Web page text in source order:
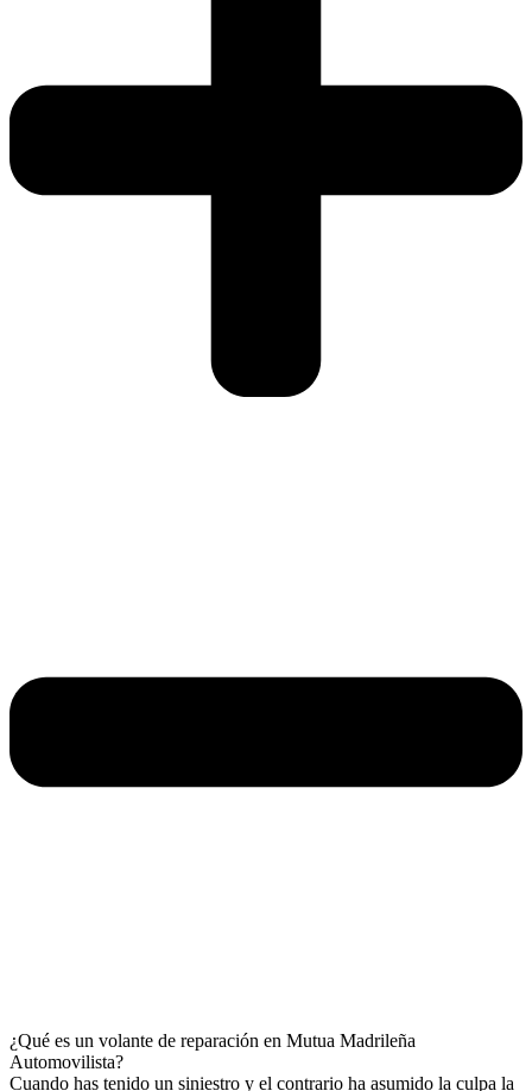
¿Qué es un volante de reparación en Mutua Madrileña
Automovilista?
Cuando has tenido un siniestro y el contrario ha asumido la culpa la